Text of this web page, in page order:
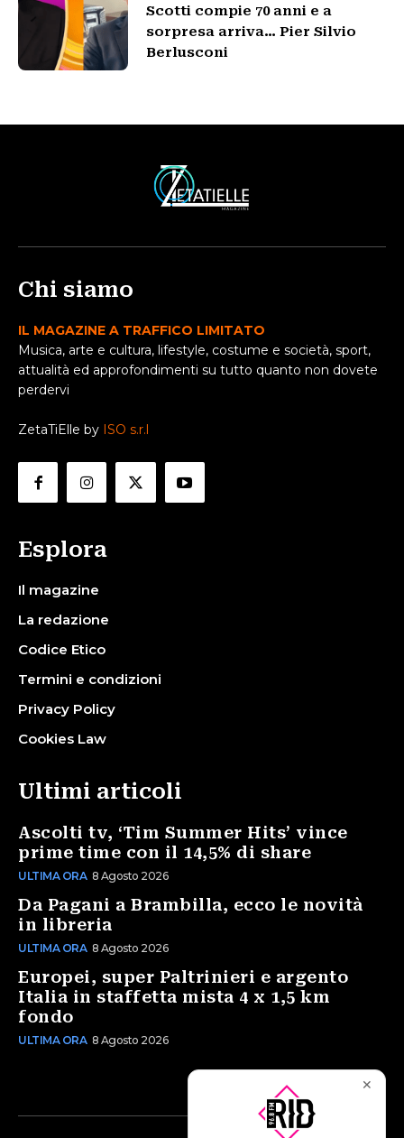
Scotti compie 70 anni e a
sorpresa arriva… Pier Silvio
Berlusconi
Chi siamo
IL MAGAZINE A TRAFFICO LIMITATO
Musica, arte e cultura, lifestyle, costume e società, sport,
attualità ed approfondimenti su tutto quanto non dovete
perdervi
ZetaTiElle by ISO s.r.l
Esplora
Il magazine
La redazione
Codice Etico
Termini e condizioni
Privacy Policy
Cookies Law
Ultimi articoli
Ascolti tv, ‘Tim Summer Hits’ vince
prime time con il 14,5% di share
ULTIMA ORA 8 Agosto 2026
Da Pagani a Brambilla, ecco le novità
in libreria
ULTIMA ORA 8 Agosto 2026
Europei, super Paltrinieri e argento
Italia in staffetta mista 4 x 1,5 km
fondo
ULTIMA ORA 8 Agosto 2026
✕